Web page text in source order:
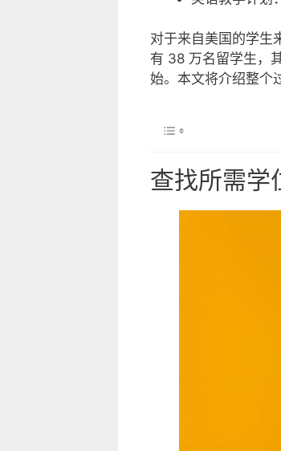
对于来自美国的学生
有 38 万名留学生，
始。本文将介绍整个
查找所需学